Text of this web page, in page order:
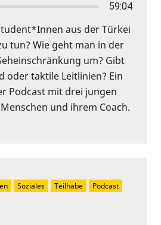
59:04
aus der Türkei
tun? Wie geht man in der
um? Gibt
oder taktile Leitlinien? Ein
Podcast mit drei jungen
und ihrem Coach.
Soziales Teilhabe
Podcast